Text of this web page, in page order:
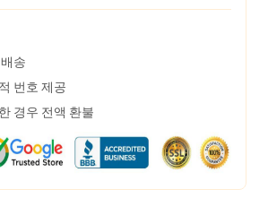
송
번호 제공
경우 전액 환불